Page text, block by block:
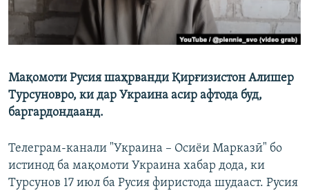
Мақомоти Русия шаҳрванди Қирғизистон Алишер
Турсуновро, ки дар Украина асир афтода буд,
баргардондаанд.
Телеграм-канали "Украина – Осиёи Марказӣ" бо
истинод ба мақомоти Украина хабар дода, ки
Турсунов 17 июл ба Русия фиристода шудааст. Русия